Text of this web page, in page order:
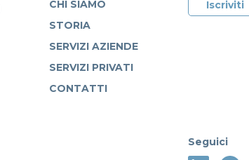
CHI SIAMO
STORIA
SERVIZI AZIENDE
SERVIZI PRIVATI
CONTATTI
Iscriviti
Seguici